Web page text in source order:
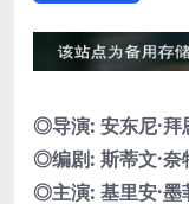
◎导演: 安东尼·拜
◎编剧: 斯蒂文·奈
◎主演: 基里安·墨